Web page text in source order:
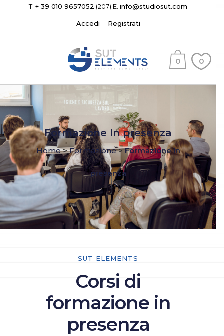
T. + 39 010 9657052 (207) E. info@studiosut.com
Accedi Registrati
0 0
Formazione In presenza
Home>Formazione>Formazione In
presenza
SUT ELEMENTS
Corsi di
formazione in
presenza